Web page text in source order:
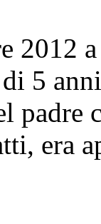
2012
5
padre
era